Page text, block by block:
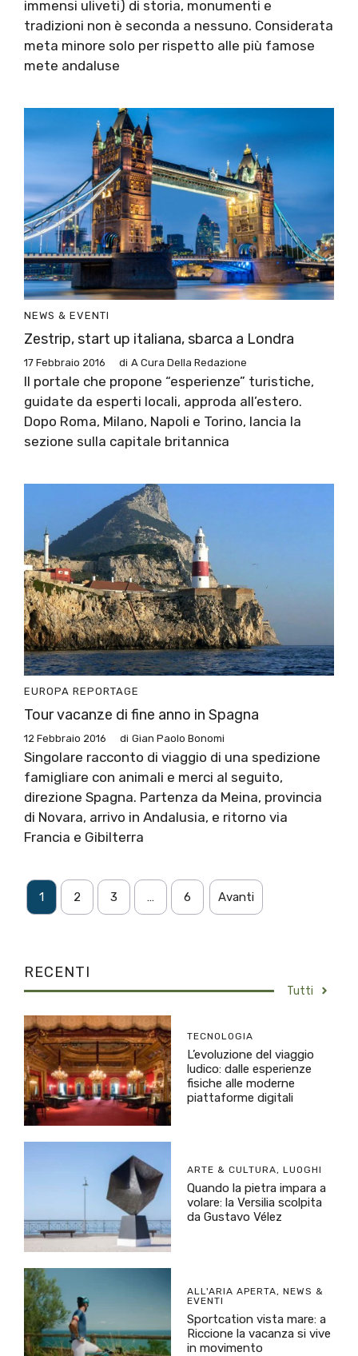
immensi uliveti) di storia, monumenti e
tradizioni non è seconda a nessuno. Considerata
meta minore solo per rispetto alle più famose
mete andaluse
NEWS & EVENTI
Zestrip, start up italiana, sbarca a Londra
17 Febbraio 2016 di A Cura Della Redazione
Il portale che propone “esperienze” turistiche,
guidate da esperti locali, approda all’estero.
Dopo Roma, Milano, Napoli e Torino, lancia la
sezione sulla capitale britannica
EUROPA REPORTAGE
Tour vacanze di fine anno in Spagna
12 Febbraio 2016 di Gian Paolo Bonomi
Singolare racconto di viaggio di una spedizione
famigliare con animali e merci al seguito,
direzione Spagna. Partenza da Meina, provincia
di Novara, arrivo in Andalusia, e ritorno via
Francia e Gibilterra
1 2 3 … 6 Avanti
RECENTI
Tutti
TECNOLOGIA
L’evoluzione del viaggio
ludico: dalle esperienze
fisiche alle moderne
piattaforme digitali
ARTE & CULTURA, LUOGHI
Quando la pietra impara a
volare: la Versilia scolpita
da Gustavo Vélez
ALL'ARIA APERTA, NEWS &
EVENTI
Sportcation vista mare: a
Riccione la vacanza si vive
in movimento